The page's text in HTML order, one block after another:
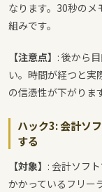
なります。30秒の
組みです。
【注意点】 : 後から
い。時間が経つと実
の信憑性が下がりま
ハック3: 会計ソ
する
【対象】 : 会計ソフ
かかっているフリー